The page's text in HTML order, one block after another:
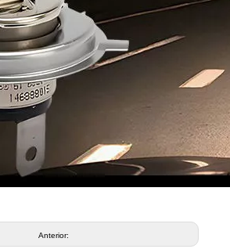
Anterior: